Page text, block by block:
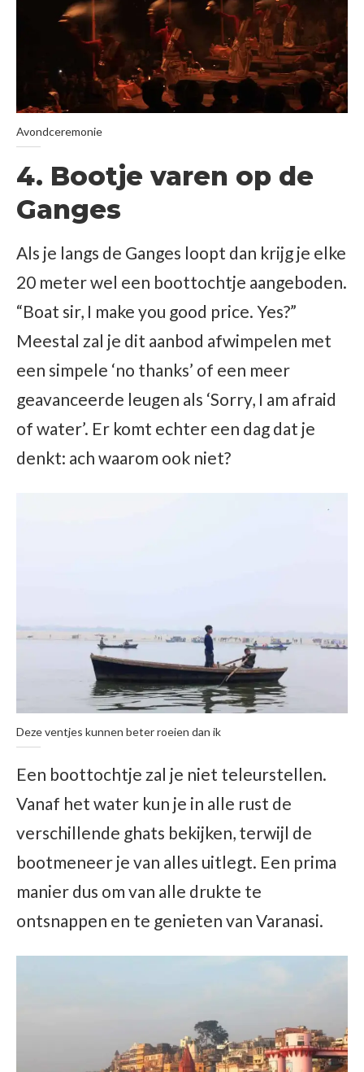
Avondceremonie
4. Bootje varen op de
Ganges
Als je langs de Ganges loopt dan krijg je elke
20 meter wel een boottochtje aangeboden.
“Boat sir, I make you good price. Yes?”
Meestal zal je dit aanbod afwimpelen met
een simpele ‘no thanks’ of een meer
geavanceerde leugen als ‘Sorry, I am afraid
of water’. Er komt echter een dag dat je
denkt: ach waarom ook niet?
Deze ventjes kunnen beter roeien dan ik
Een boottochtje zal je niet teleurstellen.
Vanaf het water kun je in alle rust de
verschillende ghats bekijken, terwijl de
bootmeneer je van alles uitlegt. Een prima
manier dus om van alle drukte te
ontsnappen en te genieten van Varanasi.